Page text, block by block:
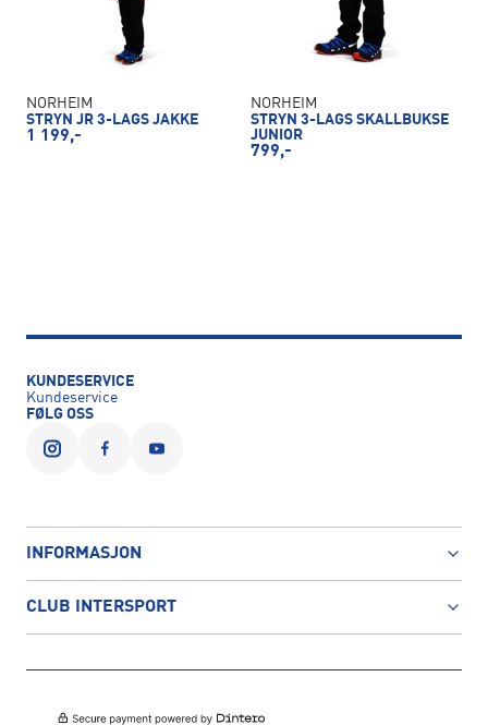
NORHEIM
STRYN JR 3-LAGS JAKKE
1 199,-
NORHEIM
STRYN 3-LAGS SKALLBUKSE
JUNIOR
799,-
KUNDESERVICE
Kundeservice
FØLG OSS
INFORMASJON
CLUB INTERSPORT